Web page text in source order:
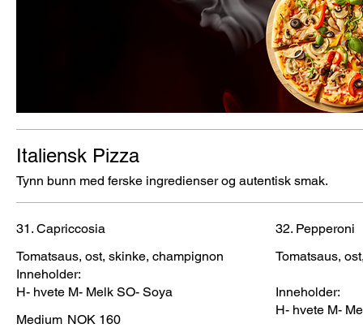
Italiensk Pizza
Tynn bunn med ferske ingredienser og autentisk smak.
31. Capriccosia
Tomatsaus, ost, skinke, champignon
Inneholder:
H- hvete M- Melk SO- Soya
Medium NOK 160
32. Pepperoni
Tomatsaus,
Inneholder:
H- hvete M-